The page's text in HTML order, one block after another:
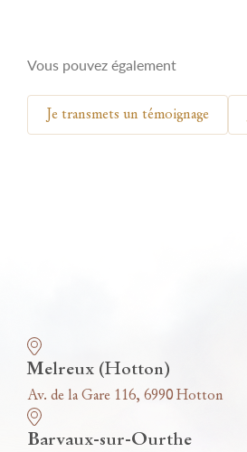
Vous pouvez également
Je transmets un témoignage
Melreux (Hotton)
Av. de la Gare 116, 6990 Hotton
Barvaux-sur-Ourthe